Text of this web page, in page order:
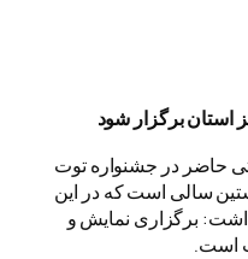
برگزار شود
حاضر در جشنواره توت
سالی است که در این
برگزاری نمایش و
است.